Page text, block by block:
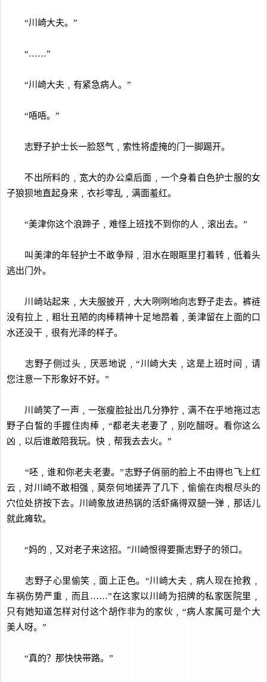
“川崎大夫。”
“……”
“川崎大夫﹐有紧急病人。”
“唔唔。”
志野子护士长一脸怒气﹐索性将虚掩的门一脚踢开。
不出所料的﹐宽大的办公桌后面﹐一个身着白色护士服的女
子狼狈地直起身来﹐衣衫零乱﹐满面羞红。
“美津你这个浪蹄子﹐难怪上班找不到你的人﹐滚出去。”
叫美津的年轻护士不敢争辩﹐泪水在眼眶里打着转﹐低着头
逃出门外。
川崎站起来﹐大夫服披开﹐大大咧咧地向志野子走去。裤裢
没有拉上﹐粗壮丑陋的肉棒精神十足地昂着﹐美津留在上面的口
水还没干﹐很有光泽的样子。
志野子侧过头﹐厌恶地说﹐“川崎大夫﹐这是上班时间﹐请
您注意一下形象好不好。”
川崎笑了一声﹐一张瘦脸扯出几分狰狞﹐满不在乎地拖过志
野子白皙的手握住肉棒﹐“都老夫老妻了﹐别吃醋呀。看你这么
凶﹐以后谁敢陪我玩。快﹐帮我去去火。”
“呸﹐谁和你老夫老妻。”志野子俏丽的脸上不由得也飞上红
云﹐对川崎不敢相强﹐莫奈何地搓弄了几下﹐偷偷在肉根尽头的
穴位处挤按下去。川崎象放进热锅的活虾痛得双腿一弹﹐那话儿
就此瘫软。
“妈的﹐又对老子来这招。”川崎恨得要撕志野子的领口。
志野子心里偷笑﹐面上正色。“川崎大夫﹐病人现在抢救﹐
车祸伤势严重﹐而且……”在这家以川崎为招牌的私家医院里﹐
只有她知道怎样对付这个胡作非为的家伙﹐“病人家属可是个大
美人呀。”
“真的？那快快带路。”